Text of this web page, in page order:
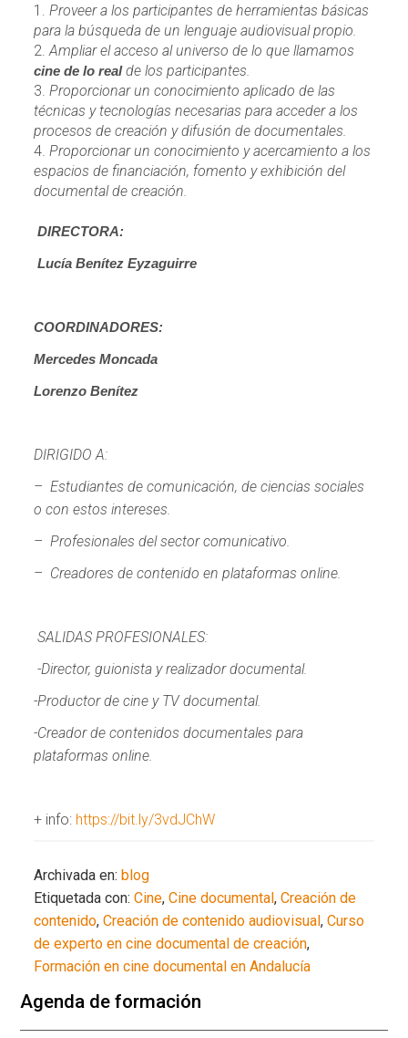
Proveer a los participantes de herramientas básicas
para la búsqueda de un lenguaje audiovisual propio.
Ampliar el acceso al universo de lo que llamamos
cine de lo realde los participantes.
Proporcionar un conocimiento aplicado de las
técnicas y tecnologías necesarias para acceder a los
procesos de creación y difusión de documentales.
Proporcionar un conocimiento y acercamiento a los
espacios de financiación, fomento y exhibición del
documental de creación.
DIRECTORA:
Lucía Benítez Eyzaguirre
COORDINADORES:
Mercedes Moncada
Lorenzo Benítez
DIRIGIDO A:
– Estudiantes de comunicación, de ciencias sociales
o con estos intereses.
– Profesionales del sector comunicativo.
– Creadores de contenido en plataformas online.
SALIDAS PROFESIONALES:
-Director, guionista y realizador documental.
-Productor de cine y TV documental.
-Creador de contenidos documentales para
plataformas online.
+ info: https://bit.ly/3vdJChW
Archivada en:blog
Etiquetada con:Cine,Cine documental,Creación de
contenido,Creación de contenido audiovisual,Curso
de experto en cine documental de creación,
Formación en cine documental en Andalucía
Agenda de formación